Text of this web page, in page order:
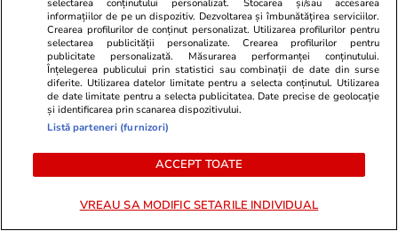
militar Mihai Vîrdol a murit în
pe care a
selectarea conținutului personalizat. Stocarea și/sau accesarea
informațiilor de pe un dispozitiv. Dezvoltarea și îmbunătățirea serviciilor.
Crearea profilurilor de conținut personalizat. Utilizarea profilurilor pentru
selectarea publicității personalizate. Crearea profilurilor pentru
publicitate personalizată. Măsurarea performanței conținutului.
Înțelegerea publicului prin statistici sau combinații de date din surse
diferite. Utilizarea datelor limitate pentru a selecta conținutul. Utilizarea
de date limitate pentru a selecta publicitatea. Date precise de geolocație
și identificarea prin scanarea dispozitivului.
Listă parteneri (furnizori)
ACCEPT TOATE
VREAU SA MODIFIC SETARILE INDIVIDUAL